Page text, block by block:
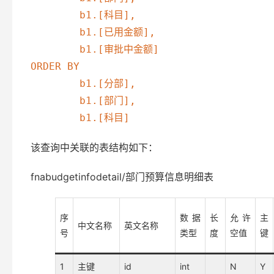
ORDER BY
该查询中关联的表结构如下：
fnabudgetinfodetail/部门预算信息明细表
序
号
中文名称 英文名称
数据
类型
长
度
允许
空值
主
键
1 主键 id int N Y